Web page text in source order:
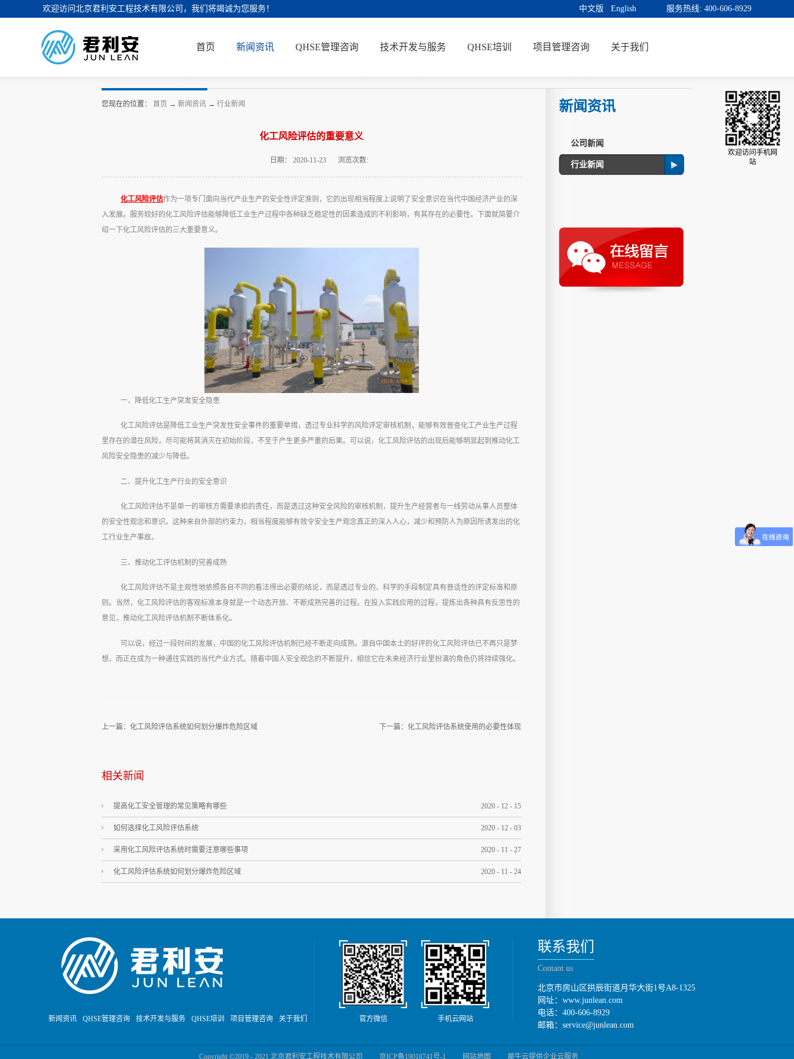
欢迎访问北京君利安工程技术有限公司，我们将竭诚为您服务！ 服务热线: 400-606-8929
中文版 English
首页 新闻资讯 QHSE管理咨询 技术开发与服务 QHSE培训 项目管理咨询 关于我们
新闻资讯
公司新闻
行业新闻
您现在的位置： 首页 → 新闻资讯 → 行业新闻
化工风险评估的重要意义
日期： 2020-11-23 浏览次数:
化工风险评估作为一项专门面向当代产业生产的安全性评定准则，它的出现相当程度上说明了安全意识在当代中国经济产业的深
入发展。服务较好的化工风险评估能够降低工业生产过程中各种缺乏稳定性的因素造成的不利影响，有其存在的必要性。下面就简要介
绍一下化工风险评估的三大重要意义。
一、降低化工生产突发安全隐患
化工风险评估是降低工业生产突发性安全事件的重要举措，透过专业科学的风险评定审核机制，能够有效普查化工产业生产过程
里存在的潜在风险，尽可能将其消灭在初始阶段，不至于产生更多严重的后果。可以说，化工风险评估的出现后能够明显起到推动化工
风险安全隐患的减少与降低。
二、提升化工生产行业的安全意识
化工风险评估不是单一的审核方需要承担的责任，而是透过这种安全风险的审核机制，提升生产经营者与一线劳动从事人员整体
的安全性观念和意识。这种来自外部的约束力，相当程度能够有效令安全生产观念真正的深入人心，减少和预防人为原因所诱发出的化
工行业生产事故。
三、推动化工评估机制的完善成熟
化工风险评估不是主观性地依照各自不同的看法得出必要的结论，而是透过专业的、科学的手段制定具有普适性的评定标准和原
则。当然，化工风险评估的客观标准本身就是一个动态开放、不断成熟完善的过程。在投入实践应用的过程，提炼出各种具有反思性的
意见，推动化工风险评估机制不断体系化。
可以说，经过一段时间的发展，中国的化工风险评估机制已经不断走向成熟。源自中国本土的好评的化工风险评估已不再只是梦
想，而正在成为一种通往实践的当代产业方式。随着中国人安全观念的不断提升，相信它在未来经济行业里扮演的角色仍将持续强化。
上一篇： 化工风险评估系统如何划分爆炸危险区域 下一篇： 化工风险评估系统使用的必要性体现
相关新闻
提高化工安全管理的常见策略有哪些 2020 - 12 - 15
如何选择化工风险评估系统 2020 - 12 - 03
采用化工风险评估系统时需要注意哪些事项 2020 - 11 - 27
化工风险评估系统如何划分爆炸危险区域 2020 - 11 - 24
新闻资讯 QHSE管理咨询 技术开发与服务 QHSE培训 项目管理咨询 关于我们 官方微信 手机云网站
联系我们
Contant us
北京市房山区拱辰街道月华大街1号A8-1325
网址：www.junlean.com
电话：400-606-8929
邮箱：service@junlean.com
Copyright ©2019 - 2021 北京君利安工程技术有限公司 京ICP备19018741号-1 网站地图 犀牛云提供企业云服务
欢迎访问手机网
站